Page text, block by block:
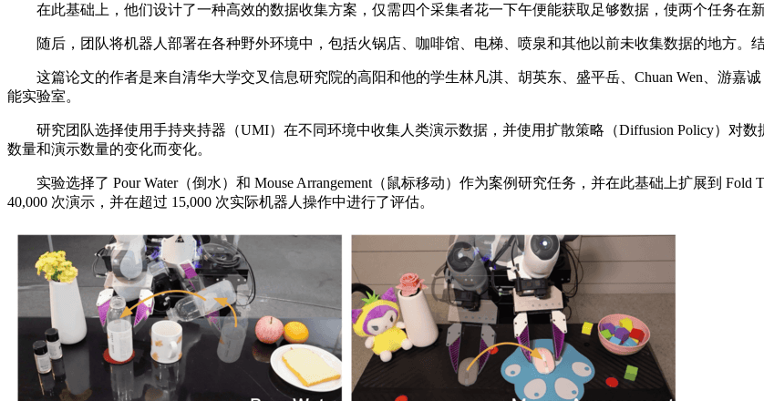
在此基础上，他们设计了一种高效的数据收集方案，仅需四个采集者花一下午便能获取足够数据，使两个任务在新
随后，团队将机器人部署在各种野外环境中，包括火锅店、咖啡馆、电梯、喷泉和其他以前未收集数据的地方。
这篇论文的作者是来自清华大学交叉信息研究院的高阳和他的学生林凡淇、胡英东、盛平岳、Chuan Wen、游嘉诚
能实验室。
研究团队选择使用手持夹持器（UMI）在不同环境中收集人类演示数据，并使用扩散策略（Diffusion Policy）对
数量和演示数量的变化而变化。
实验选择了 Pour Water（倒水）和 Mouse Arrangement（鼠标移动）作为案例研究任务，并在此基础上扩展到 Fold
40,000 次演示，并在超过 15,000 次实际机器人操作中进行了评估。